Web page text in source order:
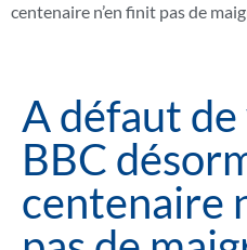
centenaire n’en finit pas de
A défaut
BBC
centenaire